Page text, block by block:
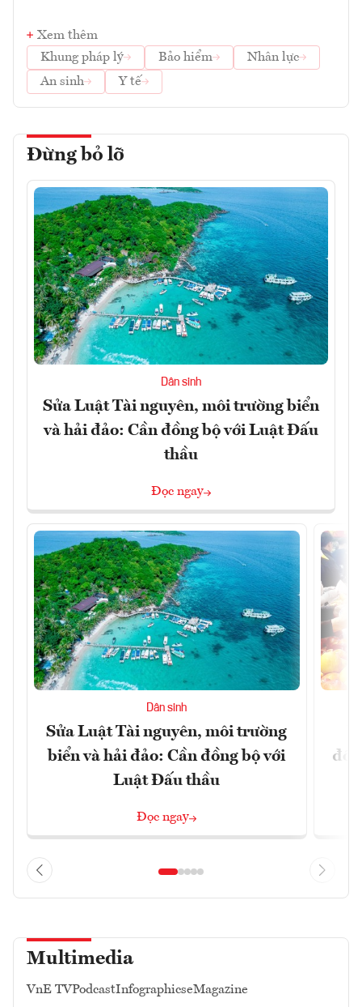
Xem thêm
Khung pháp lý
Bảo hiểm
Nhân lực
An sinh
Y tế
Đừng bỏ lỡ
Dân sinh
Sửa Luật Tài nguyên, môi trường biển
và hải đảo: Cần đồng bộ với Luật Đấu
thầu
Đọc ngay
Dân sinh
Sửa Luật Tài nguyên, môi trường
biển và hải đảo: Cần đồng bộ với
Luật Đấu thầu
Đọc ngay
Multimedia
VnE TVPodcastInfographicseMagazine